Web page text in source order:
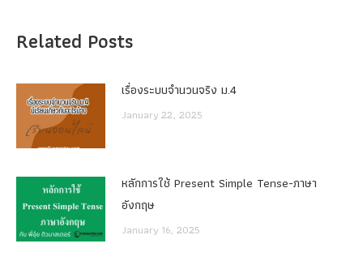
Related Posts
เรื่องระบบจํานวนจริง ม.4
January 22, 2025
หลักการใช้ Present Simple Tense-ภาษา
อังกฤษ
January 16, 2025